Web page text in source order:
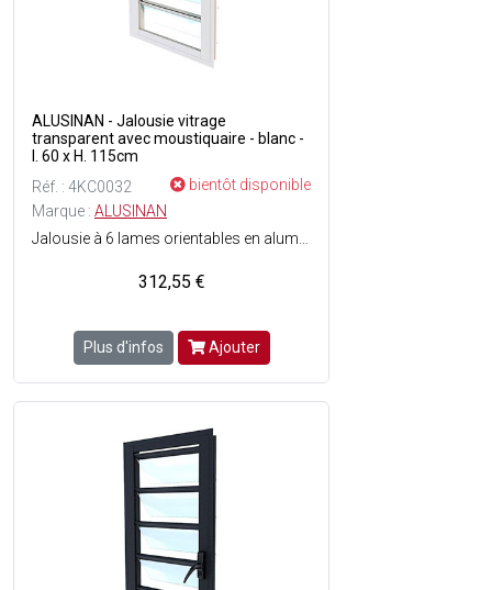
ALUSINAN - Jalousie vitrage
transparent avec moustiquaire - blanc -
l. 60 x H. 115cm
Réf. : 4KC0032
bientôt disponible
Marque : ALUSINAN
312,55 €
Plus d'infos Ajouter